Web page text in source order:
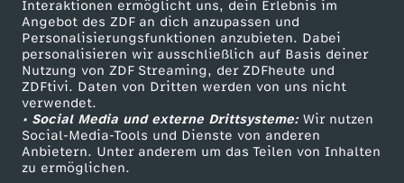
Interaktionen ermöglicht uns, dein Erlebnis im
Angebot des ZDF an dich anzupassen und
Personalisierungsfunktionen anzubieten. Dabei
personalisieren wir ausschließlich auf Basis deiner
Nutzung von ZDF Streaming, der ZDFheute und
ZDFtivi. Daten von Dritten werden von uns nicht
verwendet.
• Social Media und externe Drittsysteme:Wir nutzen
Social-Media-Tools und Dienste von anderen
Anbietern. Unter anderem um das Teilen von Inhalten
zu ermöglichen.
e
B
ä
r
TV-Programm
ZDF Unternehmen
Karriere